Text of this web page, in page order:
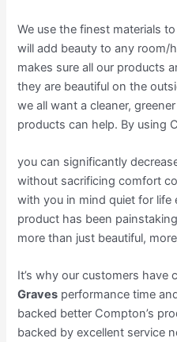
We use the finest materials
will add beauty to any room/
makes sure all our products
they are beautiful on the
we all want a cleaner,
products can help. By using
you can significantly
without sacrificing comfort
with you in mind quiet for
product has been
more than just beautiful,
It’s why our customers
Graves performance time
backed better Compton’s
backed by excellent service